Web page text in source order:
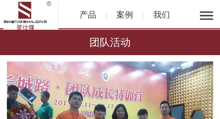
产品 案例 我们
团队活动